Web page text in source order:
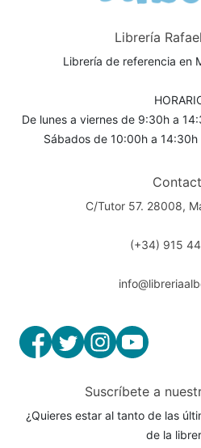
Librería
Librería de referencia en
De lunes a viernes de 9:30h a
Sábados de 10:00h a
C/Tutor 57. 28008,
(+34) 915
Suscríbete a
¿Quieres estar al tanto de las
de la